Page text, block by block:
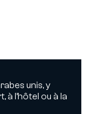
unis, y
à l’hôtel ou à la